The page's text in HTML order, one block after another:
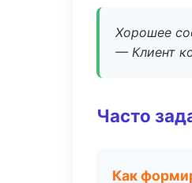
Хорошее
— Клиент
Часто
Как